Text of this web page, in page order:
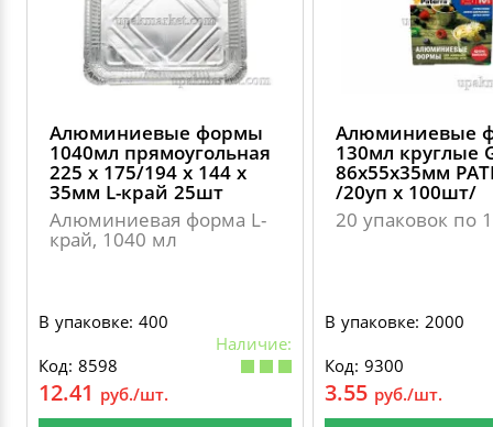
Алюминиевые формы
1040мл прямоугольная
225 х 175/194 х 144 х
35мм L-край 25шт
Алюминиевая форма L-
край, 1040 мл
В упаковке: 400
Наличие:
Код: 8598
12.41 руб./шт.
Алюминиевые
130мл круглые
86х55х35мм
/20уп х 100шт/
20 упаковок по
В упаковке: 2000
Код: 9300
3.55 руб./шт.